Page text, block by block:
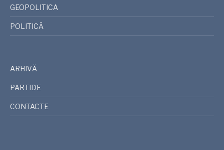
GEOPOLITICA
POLITICĂ
ARHIVĂ
PARTIDE
CONTACTE